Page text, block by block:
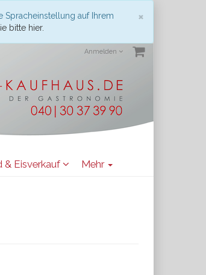
×
Spracheinstellung auf Ihrem
bitte hier.
Anmelden
Eisverkauf Mehr